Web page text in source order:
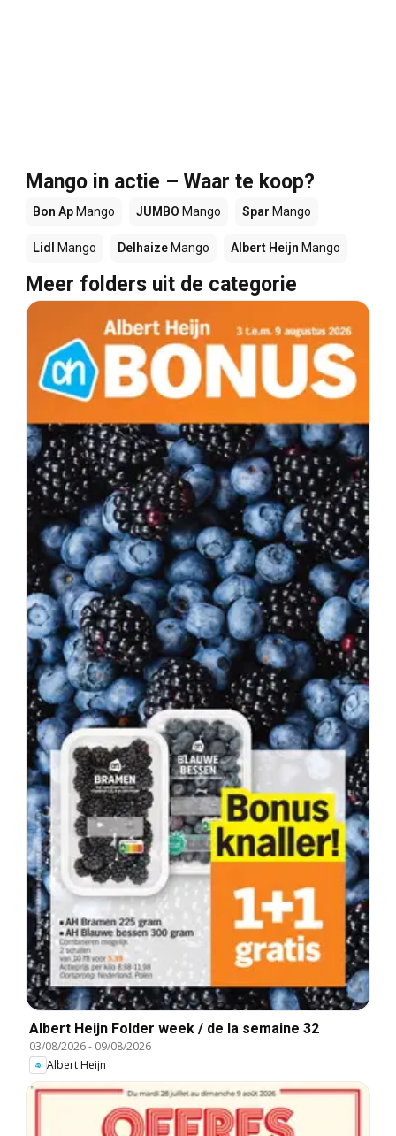
Mango in actie – Waar te koop?
Bon Ap Mango JUMBO Mango Spar Mango
Lidl Mango Delhaize Mango Albert Heijn Mango
Meer folders uit de categorie
Albert Heijn Folder week / de la semaine 32
03/08/2026- 09/08/2026
Albert Heijn